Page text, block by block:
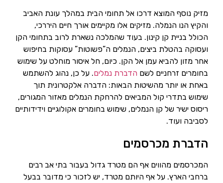
מזיק נוסף המוצא דרכו אל תחומי הבית במהלך עונת האביב
והקיץ הנו הנמלה. מזיקים אלו מקיימים אורך חיים היררכי,
הכולל בניית קן קינון. בעוד שהמלכה נשארת לרוב בתחומי הקן
ועסוקה בהטלת ביצים, הנמלים ה”פשוטות” עסוקות בחיפוש
אחר מזון להביא עמן אל הקן. כיום, חל איסור מוחלט על שימוש
בחומרים זרחניים לשם הדברת נמלים. על כן, נהוג להשתמש
באחת או יותר מהשיטות הבאות: הדברה אלקטרונית תוך
שימוש בתדרי קול המביאים להרחקת הנמלים מאזור המגורים,
ריסוס ישיר של קן הנמלים, שימוש בחומרים אקולוגיים וידידותיים
לסביבה ועוד.
הדברת מכרסמים
המכרסמים מהווים אף הם מטרד גדול בעבור בתי אב רבים
ברחבי הארץ. על אף היותם מטרד, יש לזכור כי מדובר בבעל